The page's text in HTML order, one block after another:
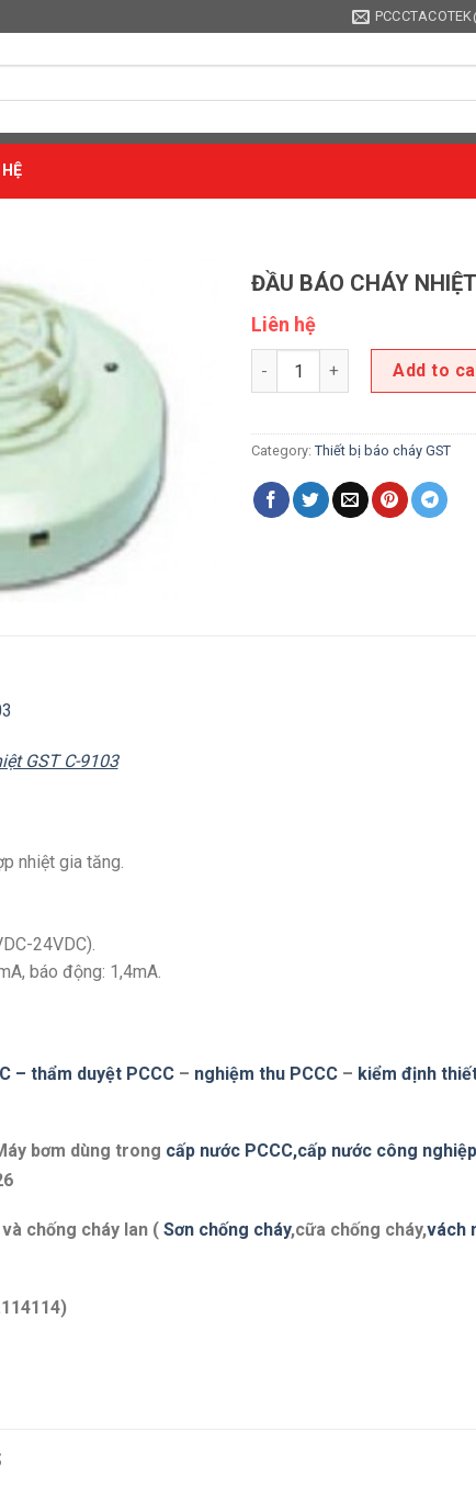
ĐẦU BÁO CHÁY
Liên hệ
ĐẦU BÁO CHÁY NHIỆT GST
Add to
Category:Thiết bị báo cháy GST
GST C-9103
nhiệt gia tăng.
24VDC).
báo động: 1,4mA.
– thẩm duyệt PCCC – nghiệm thu PCCC – kiểm định
bơm dùng trong cấp nước PCCC,cấp nước công nghiệp
chống cháy lan ( Sơn chống cháy,cữa chống cháy,vách